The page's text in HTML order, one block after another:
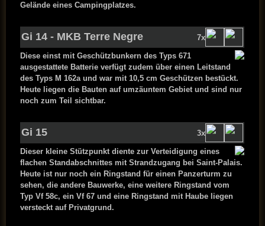
Gelände eines Campingplatzes.
Gi 14 - MKB Terre Negre 7x
Diese einst mit Geschützbunkern des Typs 671
ausgestattete Batterie verfügt zudem über einen Leitstand
des Typs M 162a und war mit 10,5 cm Geschützen bestückt.
Heute liegen die Bauten auf umzäuntem Gebiet und sind nur
noch zum Teil sichtbar.
Gi 15 3x
Dieser kleine Stützpunkt diente zur Verteidigung eines
flachen Standabschnittes mit Strandzugang bei Saint-Palais.
Heute ist nur noch ein Ringstand für einen Panzerturm zu
sehen, die andere Bauwerke, eine weitere Ringstand vom
Typ Vf 58c, ein Vf 67 und eine Ringstand mit Haube liegen
versteckt auf Privatgrund.